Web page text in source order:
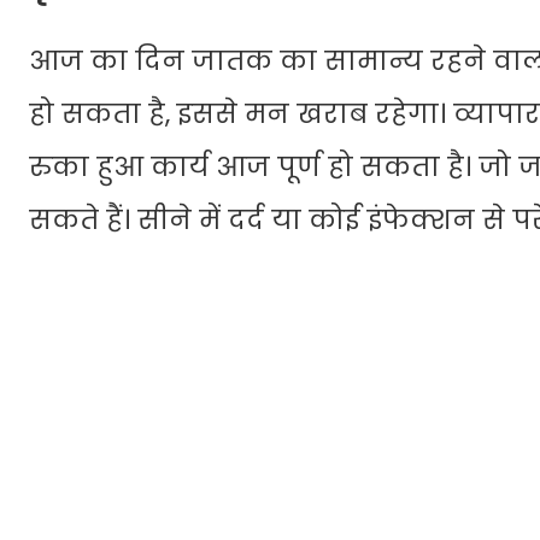
आज का दिन जातक का सामान्य रहने
हो सकता है, इससे मन खराब रहेगा।
रुका हुआ कार्य आज पूर्ण हो सकता है। जो
सकते हैं। सीने में दर्द या कोई इंफेक्शन से